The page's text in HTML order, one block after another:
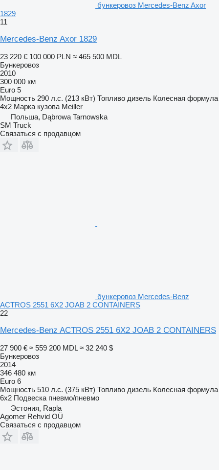
бункеровоз Mercedes-Benz Axor
1829
11
Mercedes-Benz Axor 1829
23 220 € 100 000 PLN ≈ 465 500 MDL
Бункеровоз
2010
300 000 км
Euro 5
Мощность 290 л.с. (213 кВт) Топливо дизель Колесная формула
4x2 Марка кузова Meiller
Польша, Dąbrowa Tarnowska
SM Truck
Связаться с продавцом
бункеровоз Mercedes-Benz
ACTROS 2551 6X2 JOAB 2 CONTAINERS
22
Mercedes-Benz ACTROS 2551 6X2 JOAB 2 CONTAINERS
27 900 € ≈ 559 200 MDL ≈ 32 240 $
Бункеровоз
2014
346 480 км
Euro 6
Мощность 510 л.с. (375 кВт) Топливо дизель Колесная формула
6x2 Подвеска пневмо/пневмо
Эстония, Rapla
Agomer Rehvid OÜ
Связаться с продавцом